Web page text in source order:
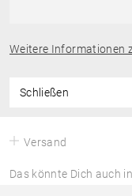
Weitere Informationen
Schließen
Versand
Das könnte Dich auch